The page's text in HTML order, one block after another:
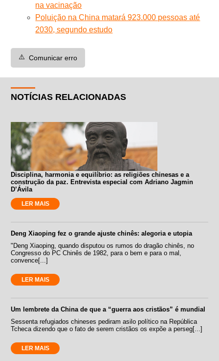
na vacinação
Poluição na China matará 923.000 pessoas até
2030, segundo estudo
⚠️ Comunicar erro
NOTÍCIAS RELACIONADAS
Disciplina, harmonia e equilíbrio: as religiões chinesas e a
construção da paz. Entrevista especial com Adriano Jagmin
D’Ávila
LER MAIS
Deng Xiaoping fez o grande ajuste chinês: alegoria e utopia
"Deng Xiaoping, quando disputou os rumos do dragão chinês, no
Congresso do PC Chinês de 1982, para o bem e para o mal,
convence[...]
LER MAIS
Um lembrete da China de que a “guerra aos cristãos” é mundial
Sessenta refugiados chineses pediram asilo político na República
Tcheca dizendo que o fato de serem cristãos os expõe a perseg[...]
LER MAIS